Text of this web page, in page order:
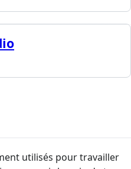
utilisés pour travailler